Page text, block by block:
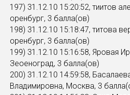
197) 31.12.10 15:20:52, тиитов
оренбург, 3 балла(ов)
198) 31.12.10 15:18:47, титова
оренбург, 3 балла(ов)
199) 31.12.10 15:16:58, Яровая
Зеоеноград, 3 балла(ов)
200) 31.12.10 14:59:58,
Владимировна, Москва, 3